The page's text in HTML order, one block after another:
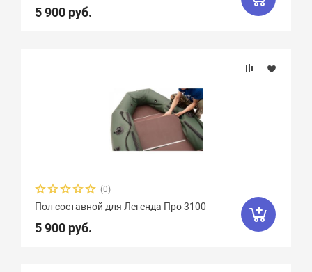
5 900 руб.
(0)
Пол составной для Легенда Про 3100
5 900 руб.